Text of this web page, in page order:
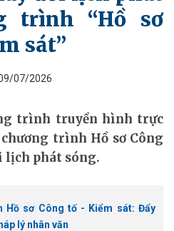
trình “Hồ sơ
sát”
07/2026
trình truyền hình trực
trình Hồ sơ Công
lịch phát sóng.
Hồ sơ Công tố - Kiểm sát: Đẩy
lý nhân văn